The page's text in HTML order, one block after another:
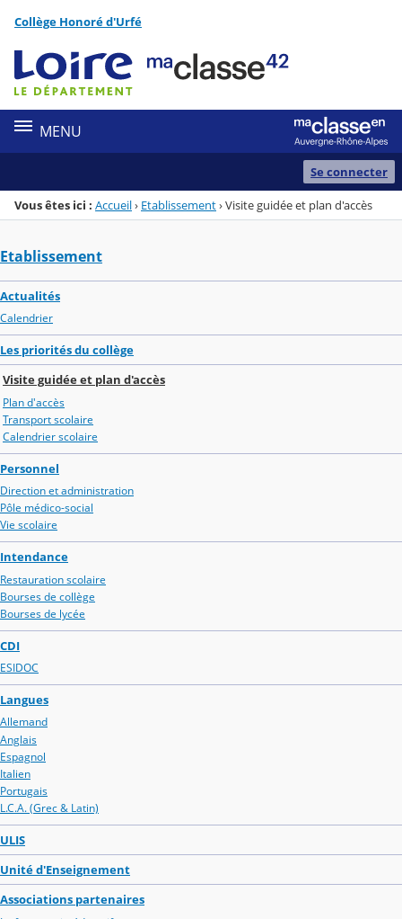
Menu de la rubrique
Contenu
Collège Honoré d'Urfé
MENU
Se connecter
Vous êtes ici : Accueil› Etablissement›Visite guidée et plan d'accès
Etablissement
Actualités
Calendrier
Les priorités du collège
Visite guidée et plan d'accès
Plan d'accès
Transport scolaire
Calendrier scolaire
Personnel
Direction et administration
Pôle médico-social
Vie scolaire
Intendance
Restauration scolaire
Bourses de collège
Bourses de lycée
CDI
ESIDOC
Langues
Allemand
Anglais
Espagnol
Italien
Portugais
L.C.A. (Grec & Latin)
ULIS
Unité d'Enseignement
Associations partenaires